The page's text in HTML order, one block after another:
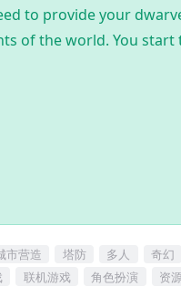
to provide your
of the world. You
市营造 塔防 多人 奇幻
联机游戏 角色扮演 资